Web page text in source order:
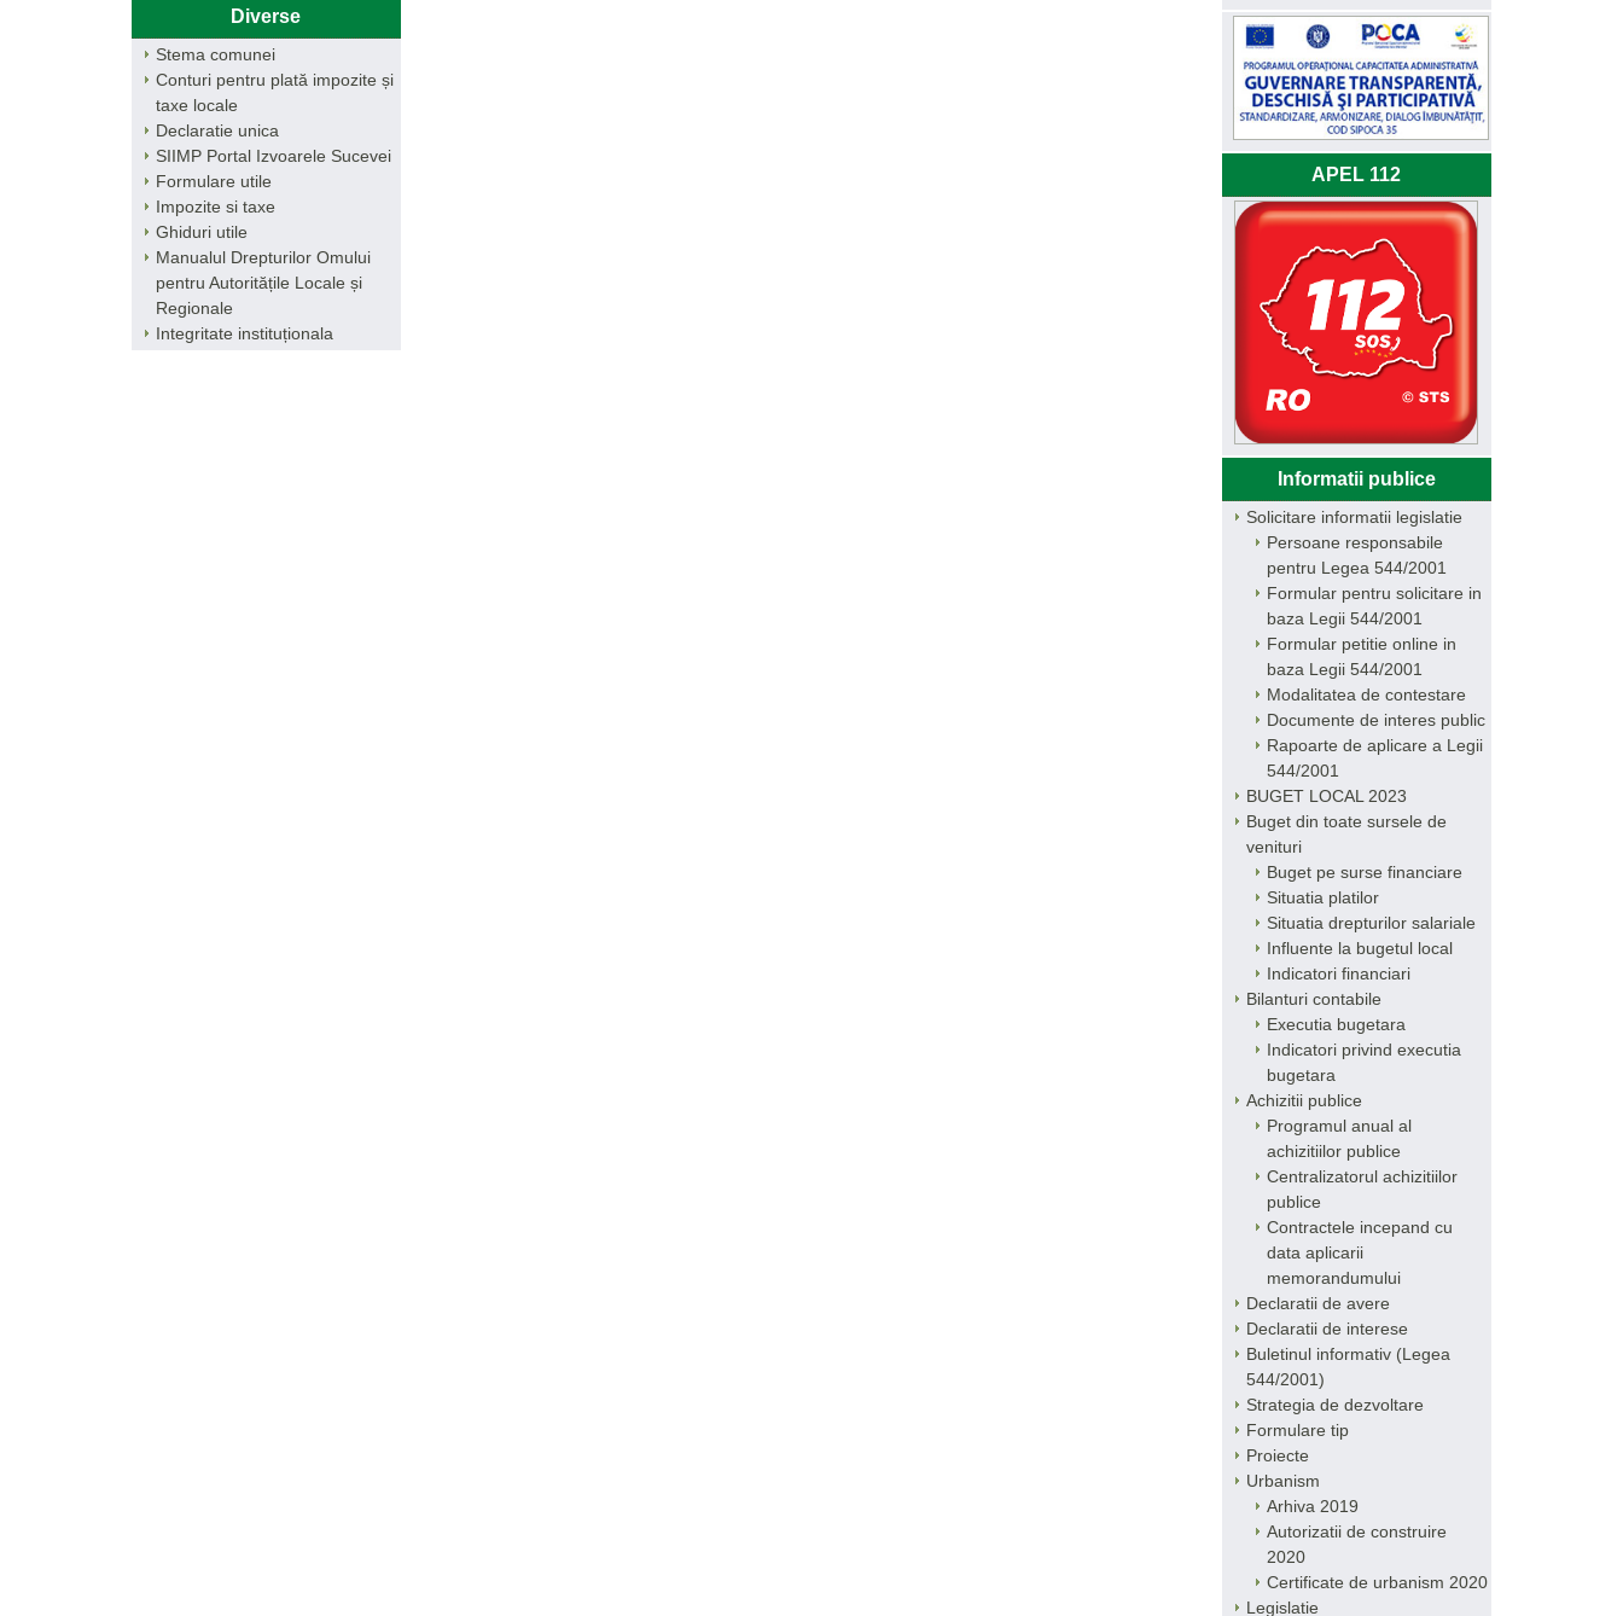
Diverse
Stema comunei
Conturi pentru plată impozite și
taxe locale
Declaratie unica
SIIMP Portal Izvoarele Sucevei
Formulare utile
Impozite si taxe
Ghiduri utile
Manualul Drepturilor Omului
pentru Autoritățile Locale și
Regionale
Integritate instituționala
APEL 112
Informatii publice
Solicitare informatii legislatie
Persoane responsabile
pentru Legea 544/2001
Formular pentru solicitare in
baza Legii 544/2001
Formular petitie online in
baza Legii 544/2001
Modalitatea de contestare
Documente de interes public
Rapoarte de aplicare a Legii
544/2001
BUGET LOCAL 2023
Buget din toate sursele de
venituri
Buget pe surse financiare
Situatia platilor
Situatia drepturilor salariale
Influente la bugetul local
Indicatori financiari
Bilanturi contabile
Executia bugetara
Indicatori privind executia
bugetara
Achizitii publice
Programul anual al
achizitiilor publice
Centralizatorul achizitiilor
publice
Contractele incepand cu
data aplicarii
memorandumului
Declaratii de avere
Declaratii de interese
Buletinul informativ (Legea
544/2001)
Strategia de dezvoltare
Formulare tip
Proiecte
Urbanism
Arhiva 2019
Autorizatii de construire
2020
Certificate de urbanism 2020
Legislatie